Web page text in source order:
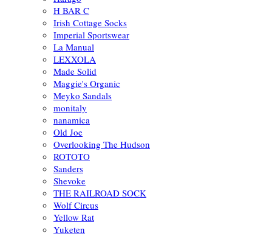
H BAR C
Irish Cottage Socks
Imperial Sportswear
La Manual
LEXXOLA
Made Solid
Maggie's Organic
Meyko Sandals
monitaly
nanamica
Old Joe
Overlooking The Hudson
ROTOTO
Sanders
Shevoke
THE RAILROAD SOCK
Wolf Circus
Yellow Rat
Yuketen